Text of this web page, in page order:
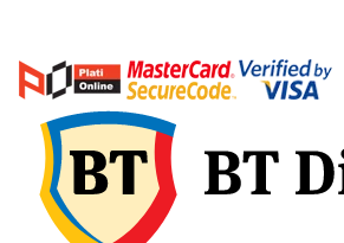
Oglinzi
Antifurturi
Cosuri, Cutii, Scaune
Suport Telefoane
Pompe